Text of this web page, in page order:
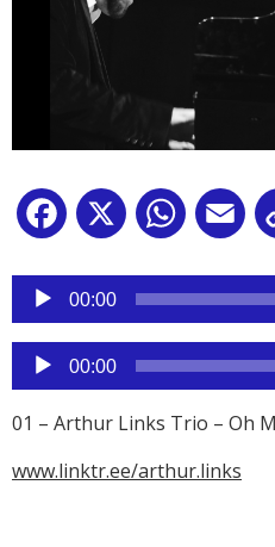
Facebook
X
Reproductor
audio
00:00
Reproductor
de
audio
00:00
01 – Arthur Links Trio – Oh
www.linktr.ee/arthur.links